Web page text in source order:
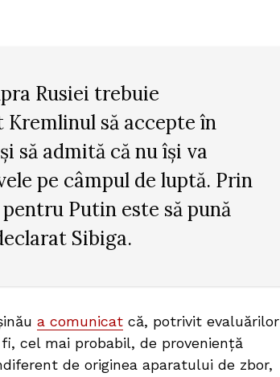
Rusiei trebuie
să accepte în
să admită că nu își va
pe câmpul de luptă. Prin
Putin este să pună
Sibiga.
a comunicat că, potrivit evaluărilor
cel mai probabil, de proveniență
de originea aparatului de zbor,